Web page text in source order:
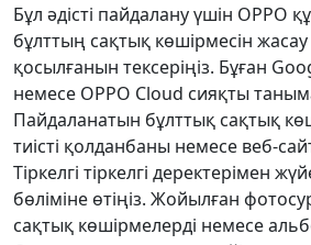
Бұл әдісті пайдалану үшін OPPO
бұлттың сақтық көшірмесін
қосылғанын тексеріңіз. Бұған
немесе OPPO Cloud сияқты
Пайдаланатын бұлттық сақтық
тиісті қолданбаны немесе веб-
Тіркелгі тіркелгі деректерімен
бөліміне өтіңіз. Жойылған
сақтық көшірмелерді немесе